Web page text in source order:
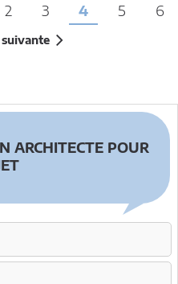
2 3 4 5
6
suivante
ARCHITECTE POUR